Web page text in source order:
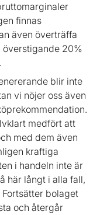
finnas
även överträffa
överstigande 20%
blir inte
vi nöjer oss även
medfört att
med dem även
kraftiga
i handeln inte är
här långt i alla fall,
bolaget
och återgår